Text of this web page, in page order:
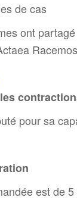
de cas
ont
pour sa
est de